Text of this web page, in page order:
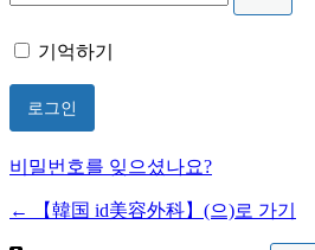
기억하기
비밀번호를 잊으셨나요?
← 【韓国 id美容外科】(으)로 가기